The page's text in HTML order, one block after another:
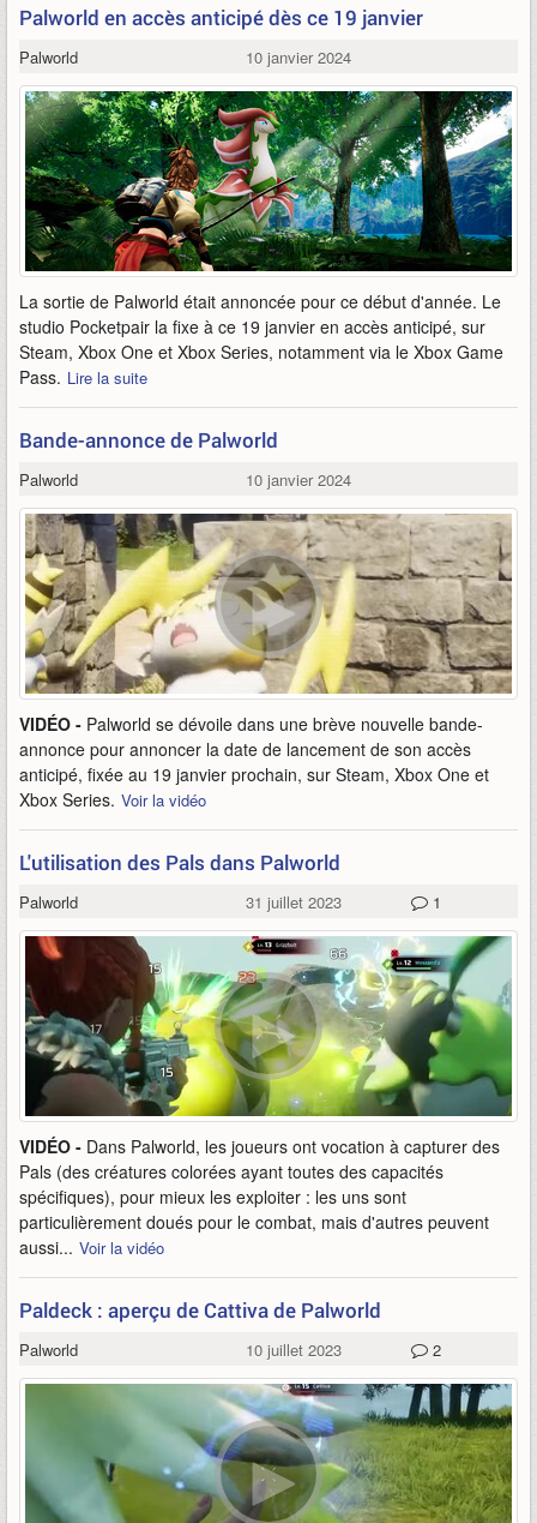
Palworld en accès anticipé dès ce 19 janvier
Palworld 10 janvier 2024
La sortie de Palworld était annoncée pour ce début d'année. Le
studio Pocketpair la fixe à ce 19 janvier en accès anticipé, sur
Steam, Xbox One et Xbox Series, notamment via le Xbox Game
Pass. Lire la suite
Bande-annonce de Palworld
Palworld 10 janvier 2024
VIDÉO - Palworld se dévoile dans une brève nouvelle bande-
annonce pour annoncer la date de lancement de son accès
anticipé, fixée au 19 janvier prochain, sur Steam, Xbox One et
Xbox Series. Voir la vidéo
L'utilisation des Pals dans Palworld
Palworld 31 juillet 2023 1
VIDÉO - Dans Palworld, les joueurs ont vocation à capturer des
Pals (des créatures colorées ayant toutes des capacités
spécifiques), pour mieux les exploiter : les uns sont
particulièrement doués pour le combat, mais d'autres peuvent
aussi... Voir la vidéo
Paldeck : aperçu de Cattiva de Palworld
Palworld 10 juillet 2023 2